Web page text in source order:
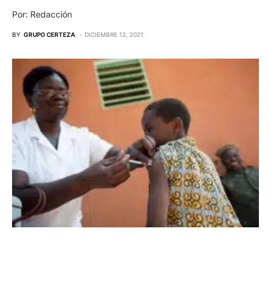
Por: Redacción
BY GRUPO CERTEZA DICIEMBRE 12, 2021